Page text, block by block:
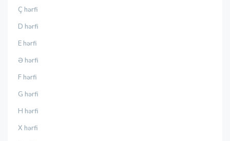
Ç hərfi
D hərfi
E hərfi
Ə hərfi
F hərfi
G hərfi
H hərfi
X hərfi